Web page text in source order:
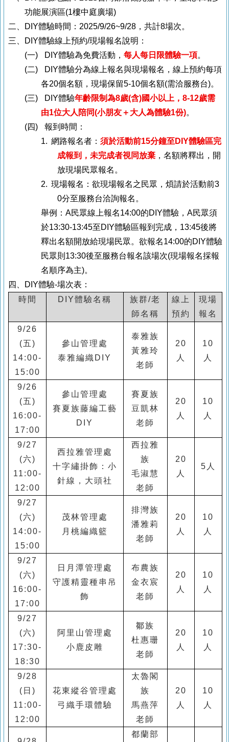
功能展演區(1樓中庭廣場)
二、
DIY體驗時間： 2025/9/26~9/28 ，共計8場次。
三、
DIY體驗線上預約/現場報名說明：
(一)
DIY體驗為免費活動，每人每日限體驗一項。
(二)
DIY體驗分為線上報名與現場報名，線上預約每項
各20個名額，現場保留5-10個名額(需洽服務台)。
(三)
DIY體驗年齡限制為8歲(含)國小以上，8-12歲需
由1位大人陪同(小朋友＋大人為體驗1份)。
(四)
報到時間：
1. 網路報名者： 須於活動前15分鐘至DIY體驗區完
成報到，未完成者視同放棄 ，名額將釋出，開
放現場民眾報名。
2. 現場報名：欲現場報名之民眾，煩請於活動前3
0分至服務台洽詢報名。
舉例： A民眾線上報名14:00的DIY體驗， A民眾須
於13:30-13:45至DIY體驗區報到完成， 13:45後將
釋出名額開放給現場民眾。欲報名14:00的DIY體驗
民眾則 13:30後至服務台報名該場次(現場報名採報
名順序為主)。
四、
DIY體驗-場次表：
時間
DIY體驗名稱 族群/老
師名稱
線上
預約
現場
報名
9/26
(五)
14:00-
15:00
參山管理處
泰雅編織 DIY
泰雅族
黃雅玲
老師
20
人
10
人
9/26
(五)
16:00-
17:00
參山管理處
賽夏族藤編工藝
DIY
賽夏族
豆凱林
老師
20
人
10
人
9/27
(六)
11:00-
12:00
西拉雅管理處
十字繡掛飾：小
針線，大頭社
西拉雅
族
毛淑慧
老師
20
人
5 人
9/27
(六)
14:00-
15:00
茂林管理處
月桃編織籃
排灣族
潘雅莉
老師
20
人
10
人
9/27
(六)
16:00-
17:00
日月潭管理處
守護精靈種串吊
飾
布農族
金衣宸
老師
20
人
10
人
9/27
(六)
17:30-
18:30
阿里山管理處
小鹿皮雕
鄒族
杜惠珊
老師
20
人
10
人
9/28
( 日 )
11:00-
12:00
花東縱谷管理處
弓織手環體驗
太魯閣
族
馬燕萍
老師
20
人
10
人
都蘭部